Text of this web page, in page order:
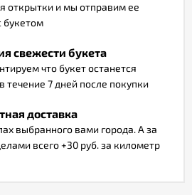
открытки и мы отправим ее
букетом
свежести букета
что букет останется
течение 7 дней после покупки
доставка
выбранного вами города. А за
всего +30 руб. за километр